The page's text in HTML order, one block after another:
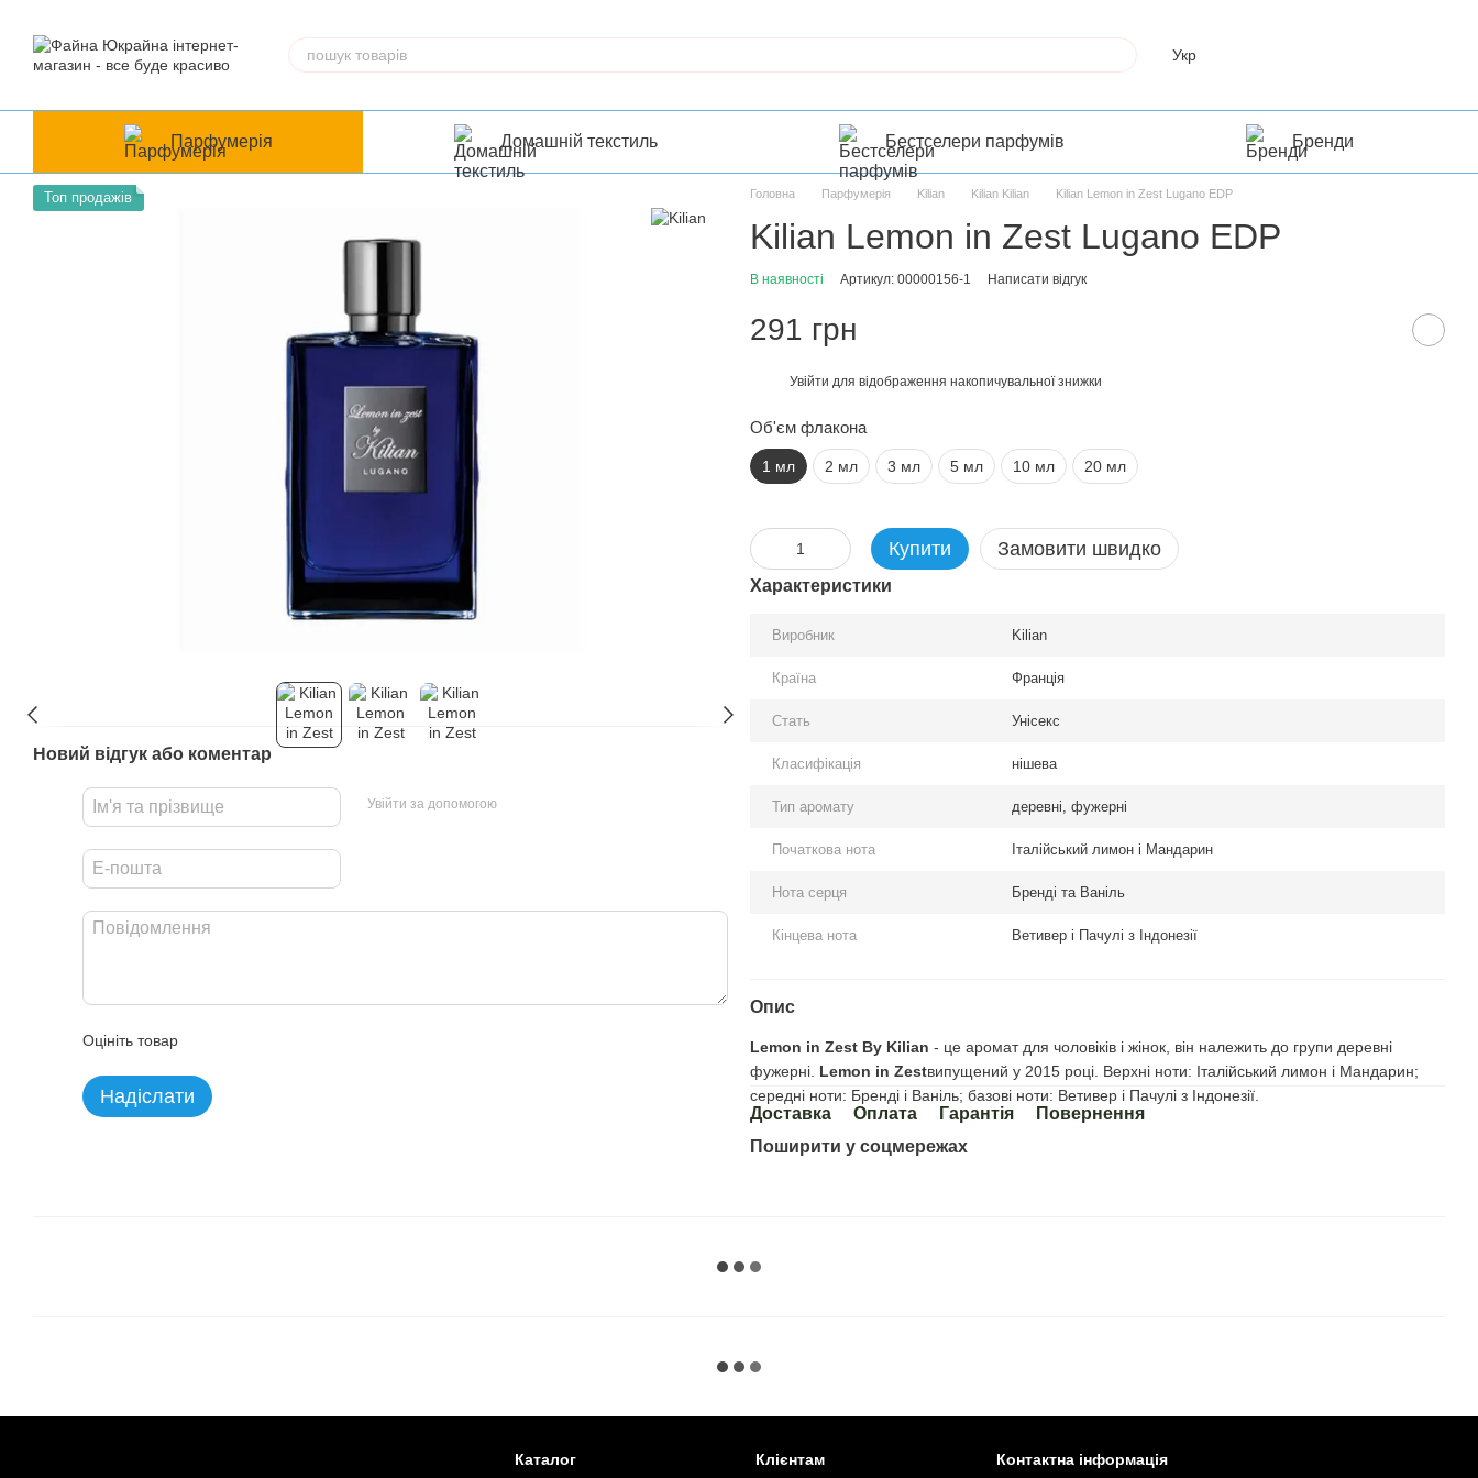
Укр
Парфумерія Домашній текстиль Бестселери парфумів Бренди
Топ продажів
Новий відгук або коментар
Увійти за допомогою
Оцініть товар
Надіслати
Головна Парфумерія Kilian Kilian Kilian Kilian Lemon in Zest Lugano EDP
Kilian Lemon in Zest Lugano EDP
В наявності Артикул: 00000156-1 Написати відгук
291 грн
Увійти для відображення накопичувальної знижки
Об'єм флакона
1 мл 2 мл 3 мл 5 мл 10 мл 20 мл
Купити Замовити швидко
Характеристики
Виробник Kilian
Країна Франція
Стать Унісекс
Класифікація нішева
Тип аромату деревні, фужерні
Початкова нота Італійський лимон і Мандарин
Нота серця Бренді та Ваніль
Кінцева нота Ветивер і Пачулі з Індонезії
Опис
Lemon in Zest By Kilian - це аромат для чоловіків і жінок, він належить до групи деревні
фужерні. Lemon in Zestвипущений у 2015 році. Верхні ноти: Італійський лимон і Мандарин;
середні ноти: Бренді і Ваніль; базові ноти: Ветивер і Пачулі з Індонезії.
Доставка Оплата Гарантія
Повернення
Поширити у соцмережах
Каталог Клієнтам Контактна інформація